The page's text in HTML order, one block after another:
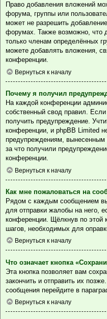
Право добавления вложений
форума, группы или
может не разрешить
форумах. Также возможно, что
только членам определённых
можете добавлять вложения,
конференции.
Вернуться к началу
Почему я получил
На каждой конференции
собственный свод правил.
получить предупреждение.
конференции, и phpBB Limited
предупреждениям, вынесенным
за что получили
конференции.
Вернуться к началу
Как мне пожаловаться на
Рядом с каждым сообщением
для отправки жалобы на него,
конференции. Щёлкнув по этой
шагов, необходимых для
Вернуться к началу
Что означает кнопка
Эта кнопка позволяет вам
закончить и отправить их
сообщения перейдите в
Вернуться к началу